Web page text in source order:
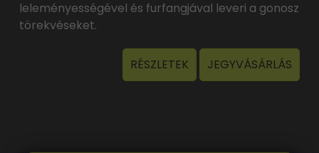
leleményességével és furfangjával leveri a gonosz
törekvéseket.
RÉSZLETEK JEGYVÁSÁRLÁS